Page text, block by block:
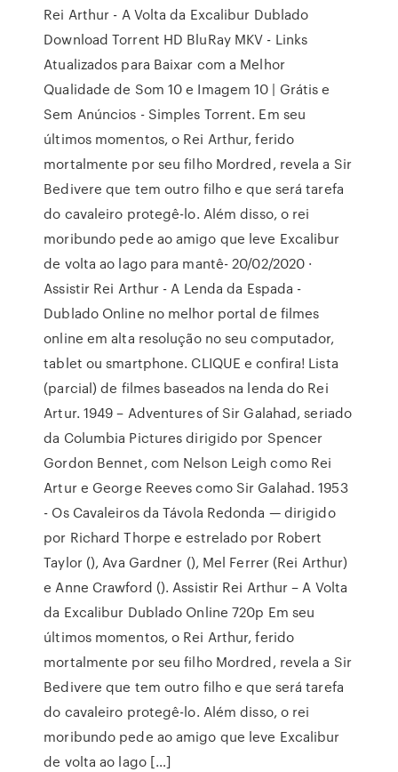
Rei Arthur - A Volta da Excalibur Dublado
Download Torrent HD BluRay MKV - Links
Atualizados para Baixar com a Melhor
Qualidade de Som 10 e Imagem 10 | Grátis e
Sem Anúncios - Simples Torrent. Em seu
últimos momentos, o Rei Arthur, ferido
mortalmente por seu filho Mordred, revela a Sir
Bedivere que tem outro filho e que será tarefa
do cavaleiro protegê-lo. Além disso, o rei
moribundo pede ao amigo que leve Excalibur
de volta ao lago para mantê- 20/02/2020 ·
Assistir Rei Arthur - A Lenda da Espada -
Dublado Online no melhor portal de filmes
online em alta resolução no seu computador,
tablet ou smartphone. CLIQUE e confira! Lista
(parcial) de filmes baseados na lenda do Rei
Artur. 1949 – Adventures of Sir Galahad, seriado
da Columbia Pictures dirigido por Spencer
Gordon Bennet, com Nelson Leigh como Rei
Artur e George Reeves como Sir Galahad. 1953
- Os Cavaleiros da Távola Redonda — dirigido
por Richard Thorpe e estrelado por Robert
Taylor (), Ava Gardner (), Mel Ferrer (Rei Arthur)
e Anne Crawford (). Assistir Rei Arthur – A Volta
da Excalibur Dublado Online 720p Em seu
últimos momentos, o Rei Arthur, ferido
mortalmente por seu filho Mordred, revela a Sir
Bedivere que tem outro filho e que será tarefa
do cavaleiro protegê-lo. Além disso, o rei
moribundo pede ao amigo que leve Excalibur
de volta ao lago […]